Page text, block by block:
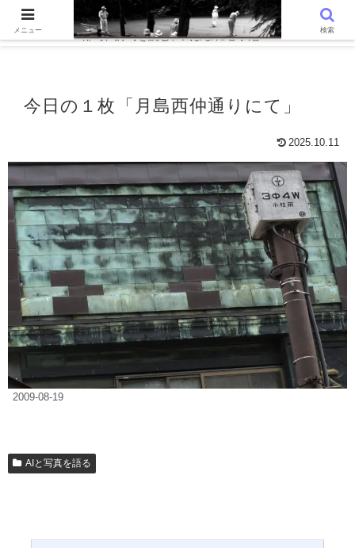
WordPressでつくる趣味の個人ブログです。〜 AIと写真を語る、写真
俳句、詩句を読む、気ままに心字池 〜
今日の１枚「月島西仲通りにて」
2025.10.11
2009-08-19
AIと写真を語る
メニュー 検索